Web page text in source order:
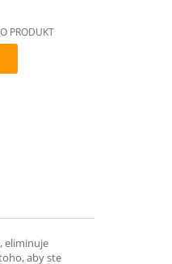
PRODUKT
eliminuje
aby ste